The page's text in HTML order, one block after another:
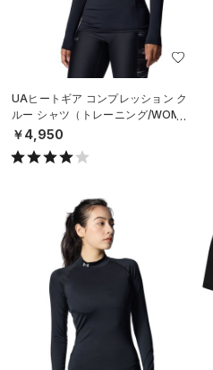
UAヒートギア コンプレッション ク
ルー シャツ（トレーニング/WOME
N）
￥4,950